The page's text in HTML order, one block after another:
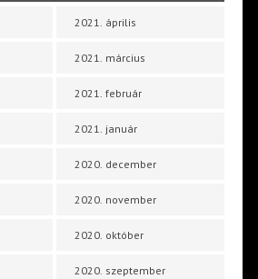
2021. április
2021. március
2021. február
2021. január
2020. december
2020. november
2020. október
2020. szeptember